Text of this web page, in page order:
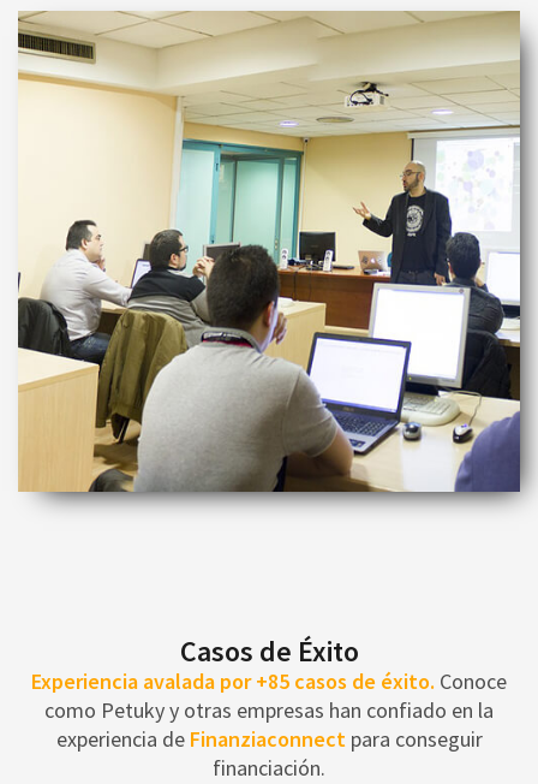
Casos de Éxito
Experiencia avalada por +85 casos de éxito. Conoce
como Petuky y otras empresas han confiado en la
experiencia de Finanziaconnectpara conseguir
financiación.